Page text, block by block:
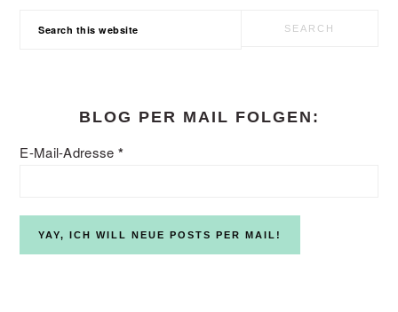
BLOG PER MAIL FOLGEN:
E-Mail-Adresse *